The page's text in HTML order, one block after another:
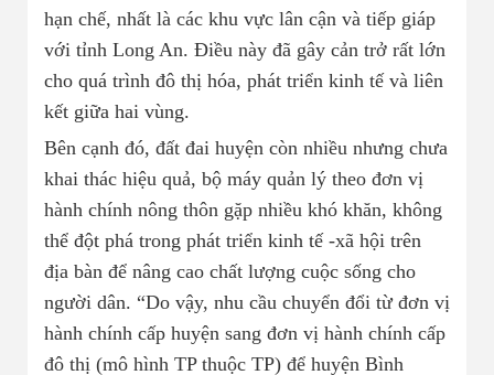
hạn chế, nhất là các khu vực lân cận và tiếp giáp
với tỉnh Long An. Điều này đã gây cản trở rất lớn
cho quá trình đô thị hóa, phát triển kinh tế và liên
kết giữa hai vùng.
Bên cạnh đó, đất đai huyện còn nhiều nhưng chưa
khai thác hiệu quả, bộ máy quản lý theo đơn vị
hành chính nông thôn gặp nhiều khó khăn, không
thể đột phá trong phát triển kinh tế -xã hội trên
địa bàn để nâng cao chất lượng cuộc sống cho
người dân. “Do vậy, nhu cầu chuyển đổi từ đơn vị
hành chính cấp huyện sang đơn vị hành chính cấp
đô thị (mô hình TP thuộc TP) để huyện Bình